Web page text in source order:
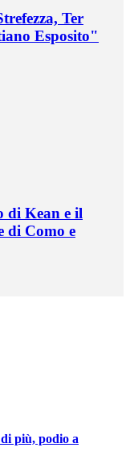
Ter
Esposito"
di Kean e il
di Como e
più, podio a